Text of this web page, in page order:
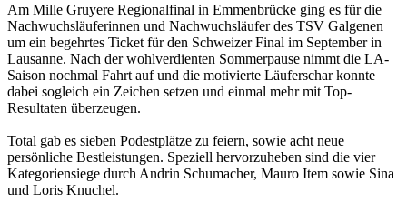
Am Mille Gruyere Regionalfinal in Emmenbrücke ging es für die
Nachwuchsläuferinnen und Nachwuchsläufer des TSV Galgenen
um ein begehrtes Ticket für den Schweizer Final im September in
Lausanne. Nach der wohlverdienten Sommerpause nimmt die LA-
Saison nochmal Fahrt auf und die motivierte Läuferschar konnte
dabei sogleich ein Zeichen setzen und einmal mehr mit Top-
Resultaten überzeugen.
Total gab es sieben Podestplätze zu feiern, sowie acht neue
persönliche Bestleistungen. Speziell hervorzuheben sind die vier
Kategoriensiege durch Andrin Schumacher, Mauro Item sowie Sina
und Loris Knuchel.